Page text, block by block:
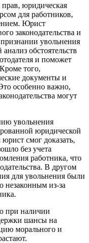
прав, юридическая
для работников,
Юрист
законодательства и
увольнения
обстоятельств
и поможет
того,
документы и
особенно важно,
могут
увольнения
юридической
смог доказать,
без учета
работника, что
В другом
для увольнения были
незаконным из-за
при наличии
шансы на
морального и